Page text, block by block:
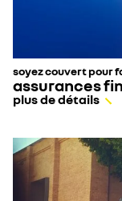
soyez couvert pour
assurances
plus de détails